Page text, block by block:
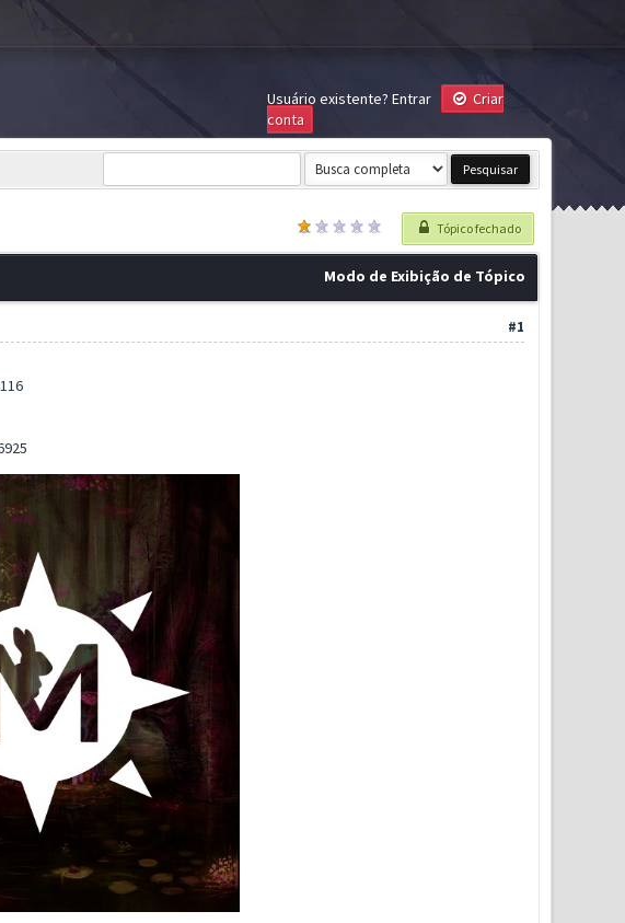
Usuário existente? Entrar
Criar
conta
Tópico fechado
Modo de Exibição de Tópico
#1